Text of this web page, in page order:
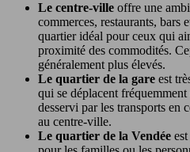
Le centre-ville offre une
commerces, restaurants, bars
quartier idéal pour ceux qui
proximité des commodités.
généralement plus élevés.
Le quartier de la gare est
qui se déplacent
desservi par les transports en
au centre-ville.
Le quartier de la Vendée